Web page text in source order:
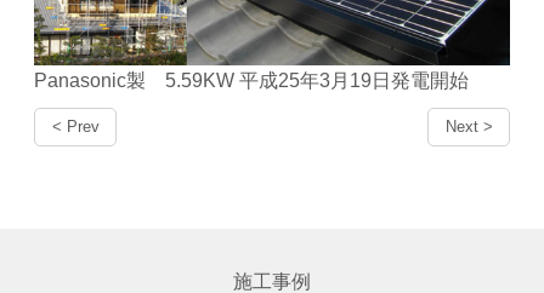
Panasonic製 5.59KW 平成25年3月19日発電開始
< Prev Next >
施工事例